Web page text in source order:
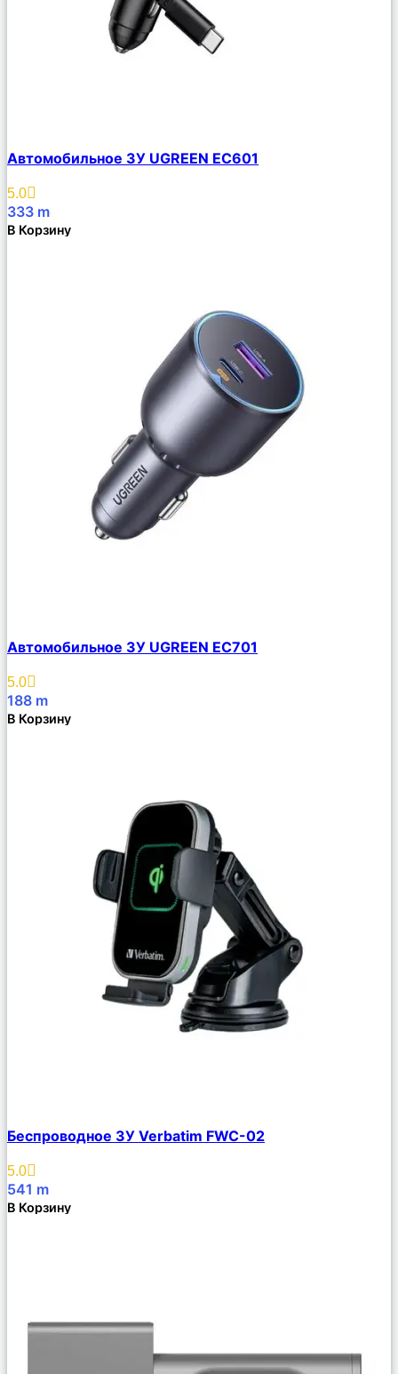
Описание
Избранное
Автомобильное ЗУ UGREEN EC601
5.0
333 m
В Корзину
Описание
Избранное
Автомобильное ЗУ UGREEN EC701
5.0
188 m
В Корзину
Описание
Избранное
Беспроводное ЗУ Verbatim FWC-02
5.0
541 m
В Корзину